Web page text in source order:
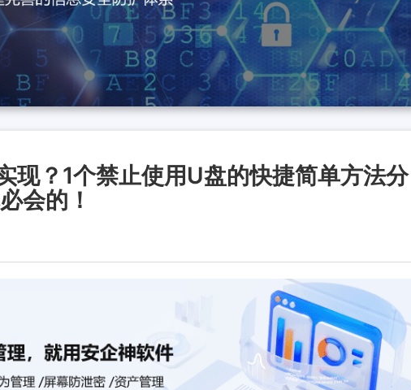
现？1个禁止使用U盘的快捷简单方法分
会的！